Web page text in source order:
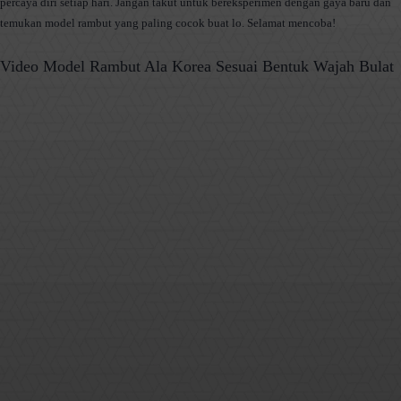
temukan model rambut yang paling cocok buat lo. Selamat mencoba!
Video Model Rambut Ala Korea Sesuai Bentuk Wajah Bulat